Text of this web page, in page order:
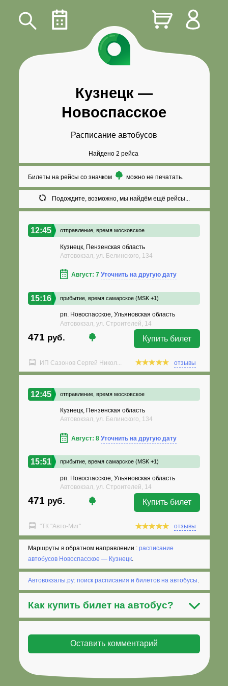
Кузнецк —
Новоспасское
Расписание автобусов
Найдено 2 рейса
Билеты на рейсы со значком можно не печатать.
Подождите, возможно, мы найдём ещё рейсы...
12:45 отправление, время московское
Кузнецк, Пензенская область
Автовокзал, ул. Белинского, 134
Август: 7 Уточнить на другую дату
15:16 прибытие, время самарское (MSK +1)
рп. Новоспасское, Ульяновская область
Автовокзал, ул. Строителей, 14
471 руб. Купить билет
ИП Сазонов Сергей Никол... отзывы
12:45 отправление, время московское
Кузнецк, Пензенская область
Автовокзал, ул. Белинского, 134
Август: 8 Уточнить на другую дату
15:51 прибытие, время самарское (MSK +1)
рп. Новоспасское, Ульяновская область
Автовокзал, ул. Строителей, 14
471 руб. Купить билет
"ТК "Авто-Миг" отзывы
Маршруты в обратном направлении :расписание
автобусов Новоспасское — Кузнецк.
Автовокзалы.ру: поиск расписания и билетов на автобусы.
Как купить билет на автобус?